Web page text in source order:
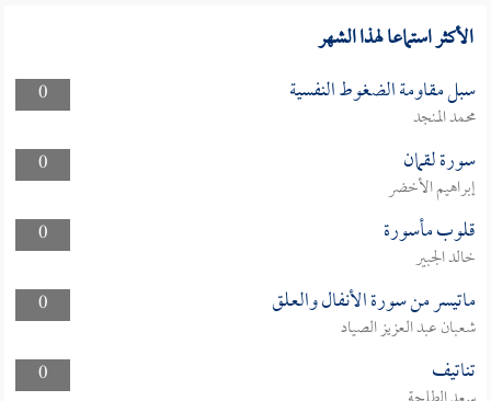
الأكثر استماعا لهذا الشهر
0 سبل مقاومة الضغوط النفسية
محمد المنجد
0
سورة لقمان
إبراهيم الأخضر
0
قلوب مأسورة
خالد الجبير
0
ماتيسر من سورة الأنفال والعلق
شعبان عبد العزيز الصياد
0
تناتيف